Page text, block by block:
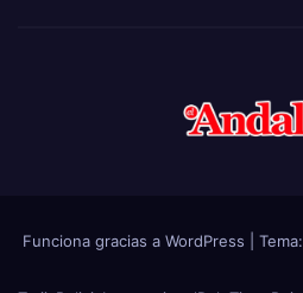
Funciona gracias a WordPress Tema: